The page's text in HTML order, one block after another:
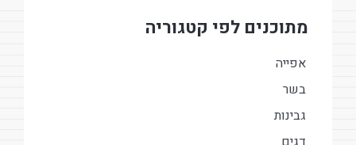
מתוכנים לפי קטגוריה
אפייה
בשר
גבינות